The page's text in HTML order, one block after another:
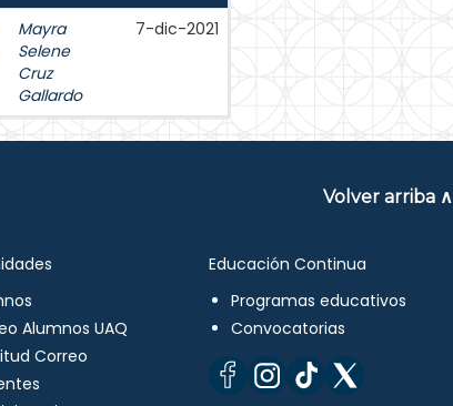
Mayra
Selene
Cruz
Gallardo
7-dic-2021
Volver arriba ∧
Alumnos UAQ
Correo
Educación Continua
Programas educativos
Convocatorias